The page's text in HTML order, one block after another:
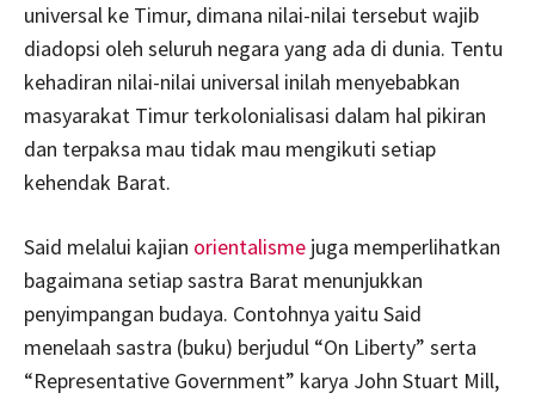
universal ke Timur, dimana nilai-nilai tersebut wajib
diadopsi oleh seluruh negara yang ada di dunia. Tentu
kehadiran nilai-nilai universal inilah menyebabkan
masyarakat Timur terkolonialisasi dalam hal pikiran
dan terpaksa mau tidak mau mengikuti setiap
kehendak Barat.
Said melalui kajian orientalisme juga memperlihatkan
bagaimana setiap sastra Barat menunjukkan
penyimpangan budaya. Contohnya yaitu Said
menelaah sastra (buku) berjudul “On Liberty” serta
“Representative Government” karya John Stuart Mill,